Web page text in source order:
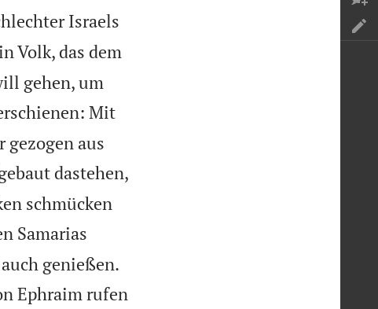
Israels
Volk, das dem
gehen, um
Mit
aus
dastehen,
schmücken
Samarias
genießen.
Ephraim rufen